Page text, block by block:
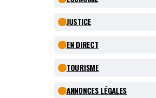
JUSTICE
EN DIRECT
TOURISME
ANNONCES LÉGALES